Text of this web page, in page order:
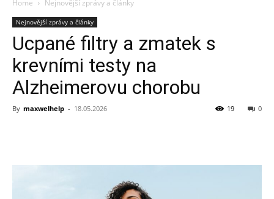
Home Nejnovější zprávy a články
Nejnovější zprávy a články
Ucpané filtry a zmatek s
krevními testy na
Alzheimerovu chorobu
By maxwelhelp - 18.05.2026 0
19